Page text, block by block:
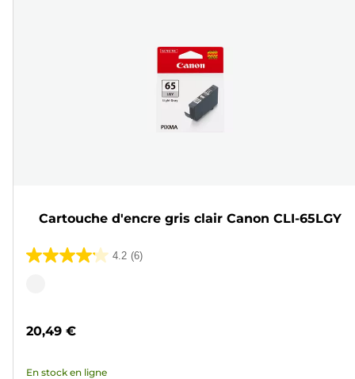
Cartouche d'encre gris clair Canon CLI-65LGY
4.2 (6)
4.2
6
20,49 €
En stock en ligne